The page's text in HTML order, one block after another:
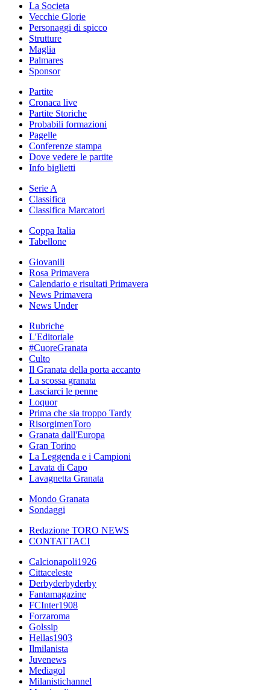
La Societa
Vecchie Glorie
Personaggi di spicco
Strutture
Maglia
Palmares
Sponsor
Partite
Cronaca live
Partite Storiche
Probabili formazioni
Pagelle
Conferenze stampa
Dove vedere le partite
Info biglietti
Serie A
Classifica
Classifica Marcatori
Coppa Italia
Tabellone
Giovanili
Rosa Primavera
Calendario e risultati Primavera
News Primavera
News Under
Rubriche
L'Editoriale
#CuoreGranata
Culto
Il Granata della porta accanto
La scossa granata
Lasciarci le penne
Loquor
Prima che sia troppo Tardy
RisorgimenToro
Granata dall'Europa
Gran Torino
La Leggenda e i Campioni
Lavata di Capo
Lavagnetta Granata
Mondo Granata
Sondaggi
Redazione TORO NEWS
CONTATTACI
Calcionapoli1926
Cittaceleste
Derbyderbyderby
Fantamagazine
FCInter1908
Forzaroma
Golssip
Hellas1903
Ilmilanista
Juvenews
Mediagol
Milanistichannel